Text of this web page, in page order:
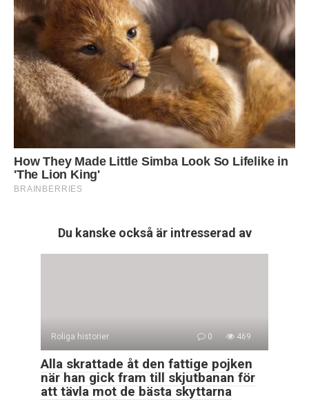
Du kanske också är intresserad av
Roliga historier 0 469
Alla skrattade åt den fattige pojken
när han gick fram till skjutbanan för
att tävla mot de bästa skyttarna